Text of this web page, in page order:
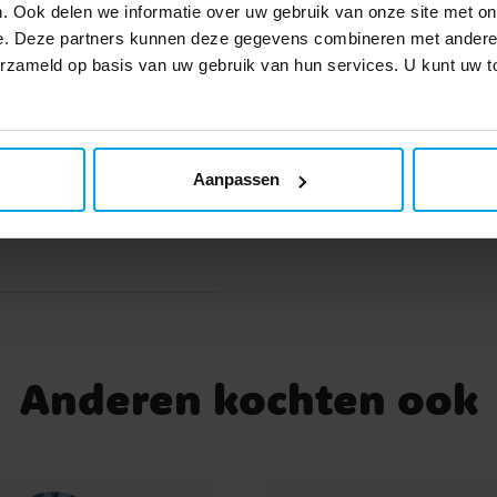
Ook delen we informatie over uw gebruik van onze site met
Deze partners kunnen deze gegevens combineren met
op basis van uw gebruik van hun services. U kunt uw
Aanpassen
TOEVOEGEN
Anderen kochten ook